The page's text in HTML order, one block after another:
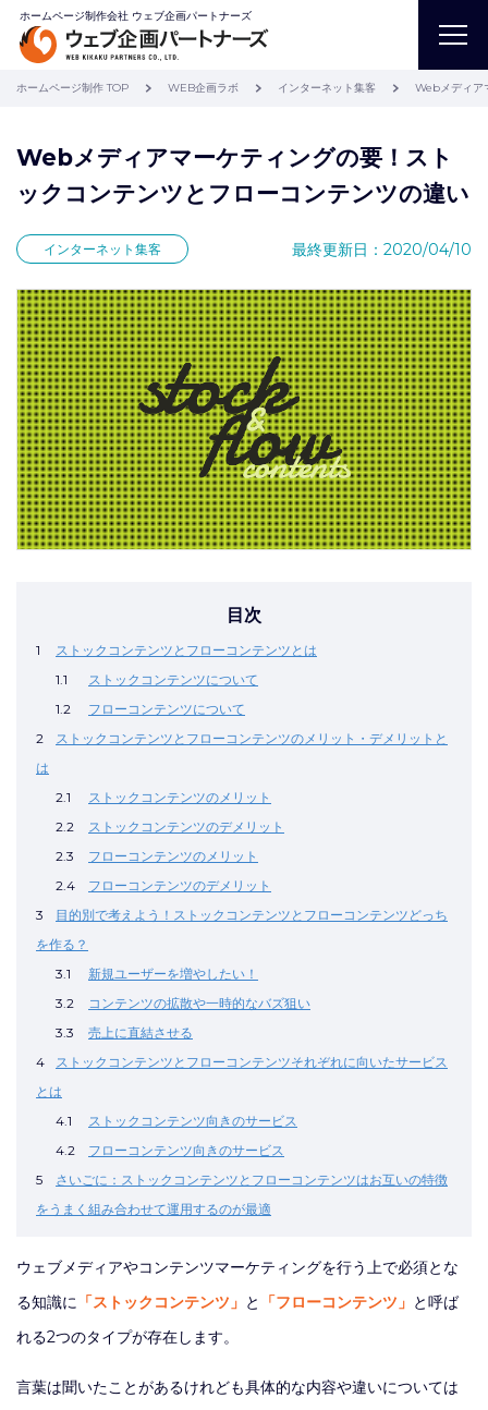
ホームページ制作会社 ウェブ企画パートナーズ
ホームページ制作 TOP WEB企画ラボ インターネット集客 Webメディア
Webメディアマーケティングの要！スト
ックコンテンツとフローコンテンツの違い
インターネット集客 最終更新日：2020/04/10
目次
1
ストックコンテンツとフローコンテンツとは
1.1
ストックコンテンツについて
1.2
フローコンテンツについて
2
ストックコンテンツとフローコンテンツのメリット・デメリットと
は
2.1
ストックコンテンツのメリット
2.2
ストックコンテンツのデメリット
2.3
フローコンテンツのメリット
2.4
フローコンテンツのデメリット
3
目的別で考えよう！ストックコンテンツとフローコンテンツどっち
を作る？
3.1
新規ユーザーを増やしたい！
3.2
コンテンツの拡散や一時的なバズ狙い
3.3
売上に直結させる
4
ストックコンテンツとフローコンテンツそれぞれに向いたサービス
とは
4.1
ストックコンテンツ向きのサービス
4.2
フローコンテンツ向きのサービス
5
さいごに：ストックコンテンツとフローコンテンツはお互いの特徴
をうまく組み合わせて運用するのが最適
ウェブメディアやコンテンツマーケティングを行う上で必須とな
る知識に 「ストックコンテンツ」 と 「フローコンテンツ」 と呼ば
れる2つのタイプが存在します。
言葉は聞いたことがあるけれども具体的な内容や違いについては